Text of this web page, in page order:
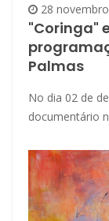
28 novembro
"Coringa"
Palmas
No dia 02 de
documentário